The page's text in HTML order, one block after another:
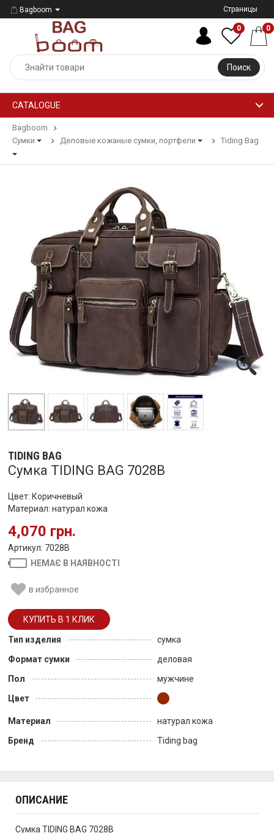
Bagboom Страницы
Поиск
0 0
CATALOGUE
Bagboom
Сумки
Деловые кожаные сумки, портфели Tiding Bag
TIDING BAG
Сумка TIDING BAG 7028B
Цвет: Коричневый
Материал: натурал кожа
4,070 грн.
Артикул: 7028B
НЕМАЄ В НАЯВНОСТІ
в избранное
Тип изделия
сумка
Формат сумки
деловая
Пол
мужчине
Цвет
Материал
натурал кожа
Бренд
Tiding bag
ОПИСАНИЕ
Сумка TIDING BAG 7028B